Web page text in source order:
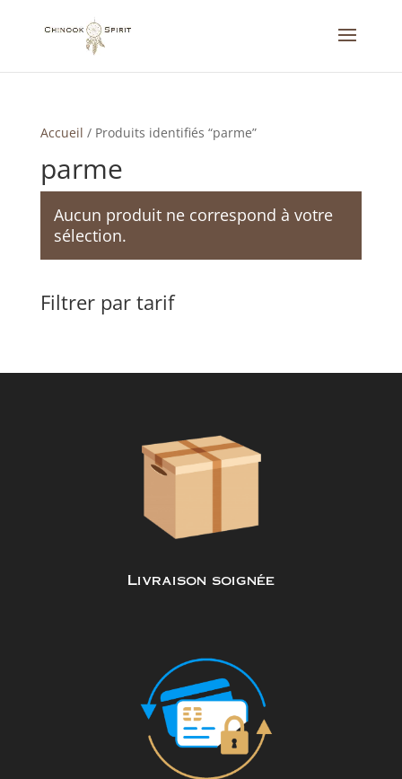
Accueil / Produits identifiés “parme”
parme
Aucun produit ne correspond à votre
sélection.
Filtrer par tarif
Livraison soignée